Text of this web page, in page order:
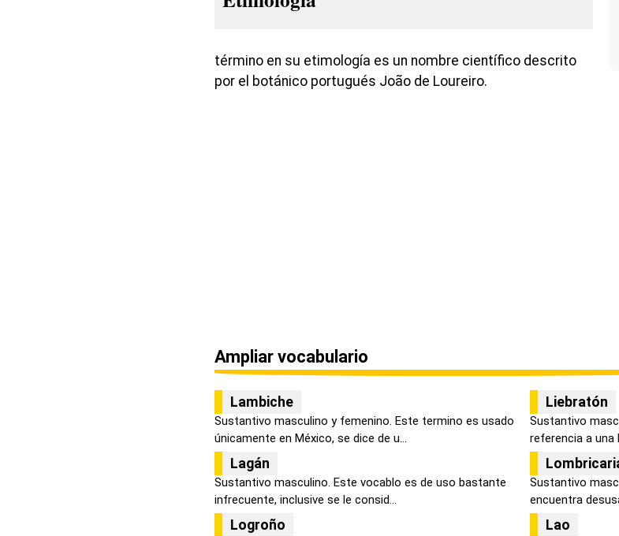
término en su etimología es un nombre científico descrito
por el botánico portugués João de Loureiro.
Ampliar vocabulario
Lambiche
Sustantivo masculino y femenino. Este termino es usado
únicamente en México, se dice de u...
Liebratón
Sustantivo
referencia a una
Lagán
Sustantivo masculino. Este vocablo es de uso bastante
infrecuente, inclusive se le consid...
Sustantivo
encuentra
Logroño Lao